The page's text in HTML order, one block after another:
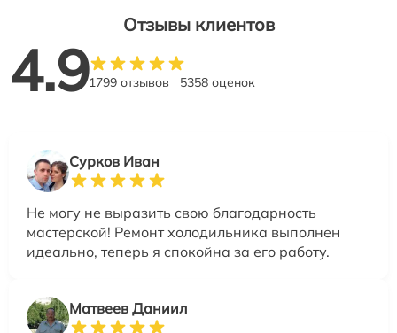
Отзывы клиентов
4.91799 отзывов 5358 оценок
Сурков Иван
Не могу не выразить свою благодарность
мастерской! Ремонт холодильника выполнен
идеально, теперь я спокойна за его работу.
Матвеев Даниил